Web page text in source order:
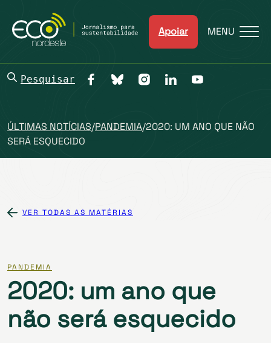
Apoiar MENU
Pesquisar
ÚLTIMAS NOTÍCIAS/PANDEMIA/2020: UM ANO QUE NÃO
SERÁ ESQUECIDO
VER TODAS AS MATÉRIAS
PANDEMIA
2020: um ano que
não será esquecido